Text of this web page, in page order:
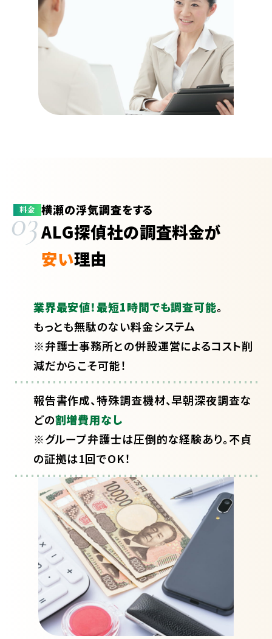
料金
03横瀬の浮気調査をする
ALG探偵社の調査料金が
安い理由
業界最安値！最短1時間でも調査可能。
もっとも無駄のない料金システム
※弁護士事務所との併設運営によるコスト削
減だからこそ可能！
報告書作成、特殊調査機材、早朝深夜調査な
どの割増費用なし
※グループ弁護士は圧倒的な経験あり。不貞
の証拠は1回でOK！